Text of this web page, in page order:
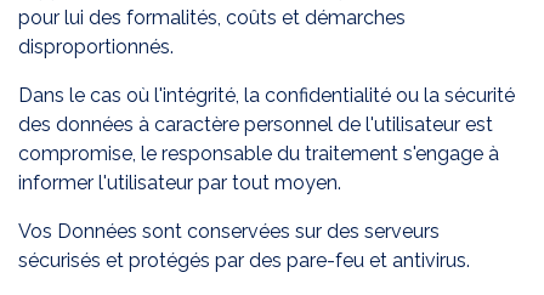
pour lui des formalités, coûts et démarches
disproportionnés.
Dans le cas où l'intégrité, la confidentialité ou la sécurité
des données à caractère personnel de l'utilisateur est
compromise, le responsable du traitement s'engage à
informer l'utilisateur par tout moyen.
Vos Données sont conservées sur des serveurs
sécurisés et protégés par des pare-feu et antivirus.